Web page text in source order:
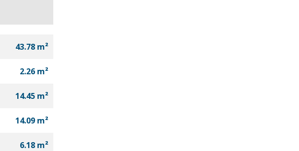
43.78 m²
2.26 m²
14.45 m²
14.09 m²
6.18 m²